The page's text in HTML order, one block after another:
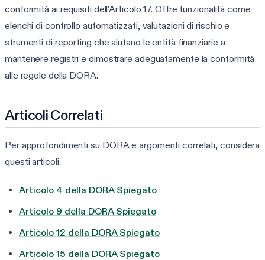
conformità ai requisiti dell'Articolo 17. Offre funzionalità come
elenchi di controllo automatizzati, valutazioni di rischio e
strumenti di reporting che aiutano le entità finanziarie a
mantenere registri e dimostrare adeguatamente la conformità
alle regole della DORA.
Articoli Correlati
Per approfondimenti su DORA e argomenti correlati, considera
questi articoli:
Articolo 4 della DORA Spiegato
Articolo 9 della DORA Spiegato
Articolo 12 della DORA Spiegato
Articolo 15 della DORA Spiegato